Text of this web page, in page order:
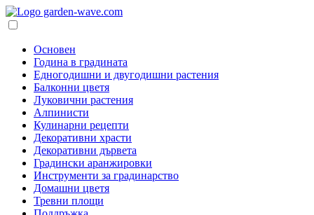
Основен
Година в градината
Едногодишни и двугодишни растения
Балконни цветя
Луковични растения
Алпинисти
Кулинарни рецепти
Декоративни храсти
Декоративни дървета
Градински аранжировки
Инструменти за градинарство
Домашни цветя
Тревни площи